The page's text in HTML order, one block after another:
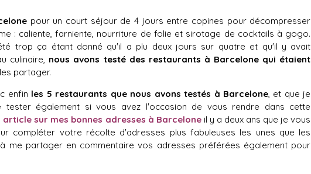
pour un court séjour de 4 jours entre copines pour décompresser
: caliente, farniente, nourriture de folie et sirotage de cocktails à gogo.
trop ça étant donné qu'il a plu deux jours sur quatre et qu'il y avait
culinaire, nous avons testé des restaurants à Barcelone qui étaient
partager.
enfin les 5 restaurants que nous avons testés à Barcelone, et que je
tester également si vous avez l'occasion de vous rendre dans cette
sur mes bonnes adresses à Barceloneil y a deux ans que je vous
compléter votre récolte d'adresses plus fabuleuses les unes que les
me partager en commentaire vos adresses préférées également pour